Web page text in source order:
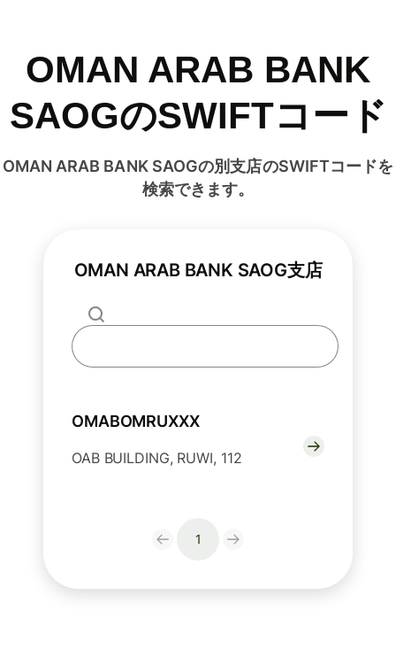
OMAN ARAB BANK
SAOGのSWIFTコード
OMAN ARAB BANK SAOGの別支店のSWIFTコードを
検索できます。
OMAN ARAB BANK SAOG支店
OMABOMRUXXX
OAB BUILDING, RUWI, 112
1